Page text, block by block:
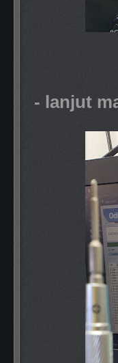
- lanjut